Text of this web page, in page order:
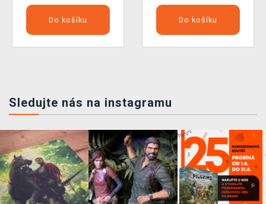
Do košíku Do košíku
Sledujte nás na instagramu